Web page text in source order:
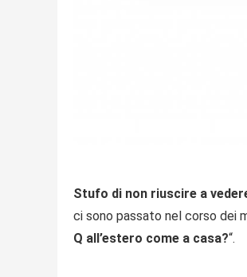
Stufo di non riuscire a
ci sono passato nel corso dei
Q all’estero come a casa?“.